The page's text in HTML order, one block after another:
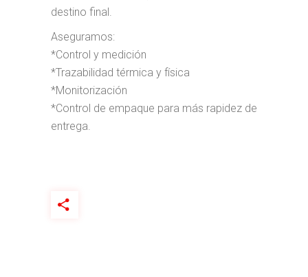
destino final.
Aseguramos:
*Control y medición
*Trazabilidad térmica y física
*Monitorización
*Control de empaque para más rapidez de
entrega.